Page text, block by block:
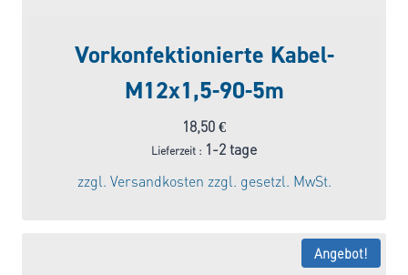
Vorkonfektionierte Kabel-
M12x1,5-90-5m
18,50 €
Lieferzeit : 1-2 tage
zzgl. Versandkosten zzgl. gesetzl. MwSt.
Angebot!